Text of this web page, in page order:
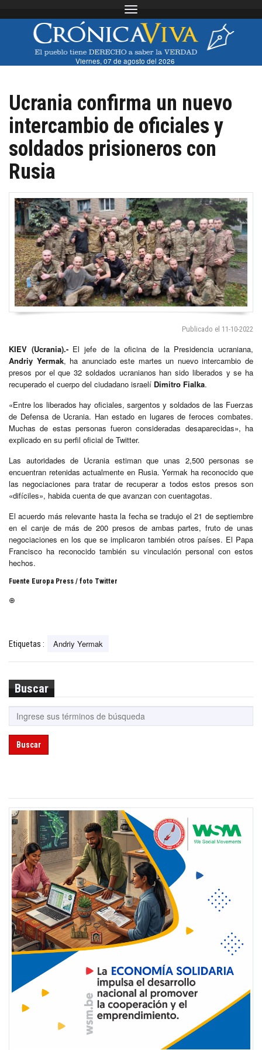
Toggle navigation
Viernes, 07 de agosto del 2026
Ucrania confirma un nuevo
intercambio de oficiales y
soldados prisioneros con
Rusia
Publicado el 11-10-2022
KIEV (Ucrania).-El jefe de la oficina de la Presidencia ucraniana,
Andriy Yermak, ha anunciado este martes un nuevo intercambio de
presos por el que 32 soldados ucranianos han sido liberados y se ha
recuperado el cuerpo del ciudadano israelí Dimitro Fialka.
«Entre los liberados hay oficiales, sargentos y soldados de las Fuerzas
de Defensa de Ucrania. Han estado en lugares de feroces combates.
Muchas de estas personas fueron consideradas desaparecidas», ha
explicado en su perfil oficial de Twitter.
Las autoridades de Ucrania estiman que unas 2,500 personas se
encuentran retenidas actualmente en Rusia. Yermak ha reconocido que
las negociaciones para tratar de recuperar a todos estos presos son
«difíciles», habida cuenta de que avanzan con cuentagotas.
El acuerdo más relevante hasta la fecha se tradujo el 21 de septiembre
en el canje de más de 200 presos de ambas partes, fruto de unas
negociaciones en los que se implicaron también otros países. El Papa
Francisco ha reconocido también su vinculación personal con estos
hechos.
Fuente Europa Press / foto Twitter
⊕
Etiquetas : Andriy Yermak
Buscar
Buscar